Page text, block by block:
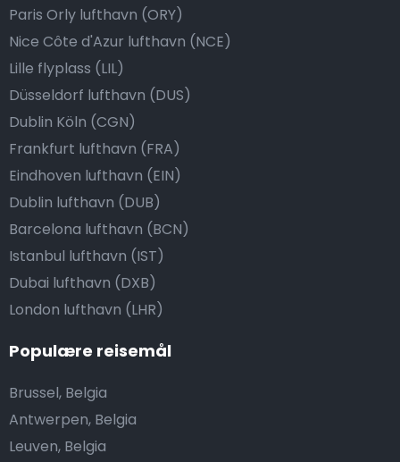
Paris Orly lufthavn (ORY)
Nice Côte d'Azur lufthavn (NCE)
Lille flyplass (LIL)
Düsseldorf lufthavn (DUS)
Dublin Köln (CGN)
Frankfurt lufthavn (FRA)
Eindhoven lufthavn (EIN)
Dublin lufthavn (DUB)
Barcelona lufthavn (BCN)
Istanbul lufthavn (IST)
Dubai lufthavn (DXB)
London lufthavn (LHR)
Populære reisemål
Brussel, Belgia
Antwerpen, Belgia
Leuven, Belgia